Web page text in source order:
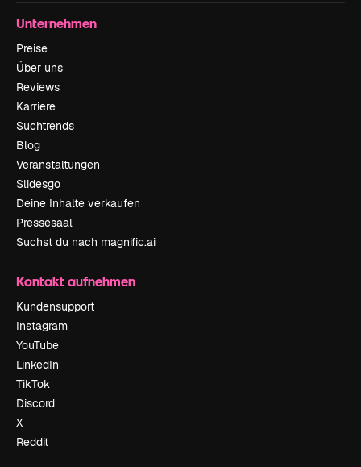
Unternehmen
Preise
Über uns
Reviews
Karriere
Suchtrends
Blog
Veranstaltungen
Slidesgo
Deine Inhalte verkaufen
Pressesaal
Suchst du nach magnific.ai
Kontakt aufnehmen
Kundensupport
Instagram
YouTube
LinkedIn
TikTok
Discord
X
Reddit